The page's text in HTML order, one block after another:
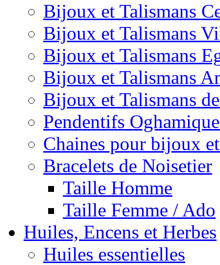
Bijoux et Talismans
Bijoux et Talismans
Bijoux et Talismans
Bijoux et Talismans
Bijoux et Talismans
Pendentifs
Chaines pour bijoux
Bracelets de Noisetier
Taille Homme
Taille Femme / Ado
Huiles, Encens et Herbes
Huiles essentielles